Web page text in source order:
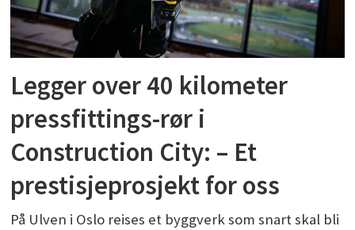
Legger over 40 kilometer
pressfittings-rør i
Construction City: – Et
prestisjeprosjekt for oss
På Ulven i Oslo reises et byggverk som snart skal bli